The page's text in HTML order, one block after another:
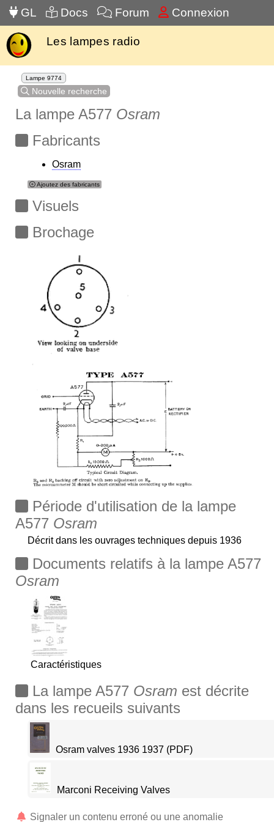
GL Docs Forum Connexion
Les lampes radio
Lampe 9774
Nouvelle recherche
La lampe A577 Osram
Fabricants
Osram
Ajoutez des fabricants
Visuels
Brochage
Période d'utilisation de la lampe
A577 Osram
Décrit dans les ouvrages techniques depuis 1936
Documents relatifs à la lampe A577
Osram
Caractéristiques
La lampe A577 Osram est décrite
dans les recueils suivants
Osram valves 1936 1937 (PDF)
Marconi Receiving Valves
Signaler un contenu erroné ou une anomalie